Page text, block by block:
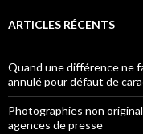
ARTICLES RÉCENTS
Quand une différence ne
annulé pour défaut de
Photographies non
agences de presse